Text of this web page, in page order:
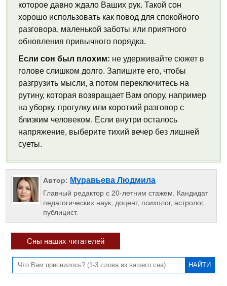
которое давно ждало Ваших рук. Такой сон
хорошо использовать как повод для спокойного
разговора, маленькой заботы или приятного
обновления привычного порядка.
Если сон был плохим: не удерживайте сюжет в
голове слишком долго. Запишите его, чтобы
разгрузить мысли, а потом переключитесь на
рутину, которая возвращает Вам опору, например
на уборку, прогулку или короткий разговор с
близким человеком. Если внутри осталось
напряжение, выберите тихий вечер без лишней
суеты.
Автор: Муравьева Людмила
Главный редактор с 20-летним стажем. Кандидат
педагогических наук, доцент, психолог, астролог,
публицист.
Сны наших читателей